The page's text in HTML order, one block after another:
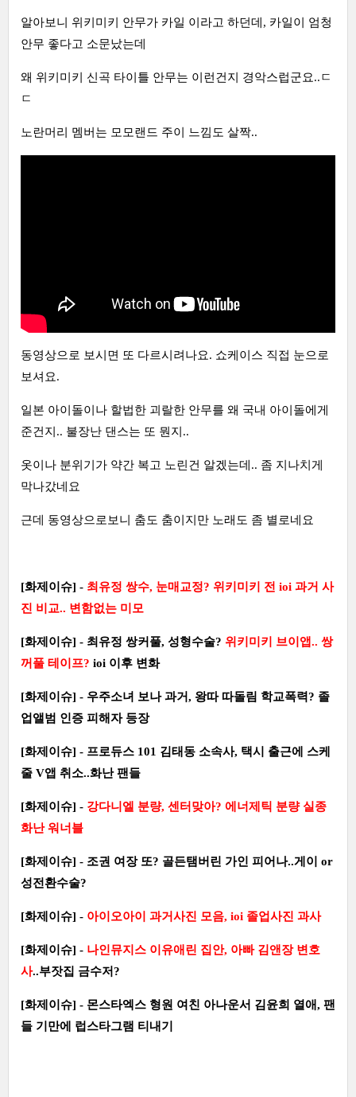
알아보니 위키미키 안무가 카일 이라고 하던데, 카일이 엄청
안무 좋다고 소문났는데
왜 위키미키 신곡 타이틀 안무는 이런건지 경악스럽군요..ㄷ
ㄷ
노란머리 멤버는 모모랜드 주이 느낌도 살짝..
동영상으로 보시면 또 다르시려나요. 쇼케이스 직접 눈으로
보셔요.
일본 아이돌이나 할법한 괴랄한 안무를 왜 국내 아이돌에게
준건지.. 불장난 댄스는 또 뭔지..
옷이나 분위기가 약간 복고 노린건 알겠는데.. 좀 지나치게
막나갔네요
근데 동영상으로보니 춤도 춤이지만 노래도 좀 별로네요
[화제이슈] - 최유정 쌍수, 눈매교정? 위키미키 전 ioi 과거 사
진 비교.. 변함없는 미모
[화제이슈] - 최유정 쌍커풀, 성형수술? 위키미키 브이앱.. 쌍
꺼풀 테이프? ioi 이후 변화
[화제이슈] - 우주소녀 보나 과거, 왕따 따돌림 학교폭력? 졸
업앨범 인증 피해자 등장
[화제이슈] - 프로듀스 101 김태동 소속사, 택시 출근에 스케
줄 V앱 취소..화난 팬들
[화제이슈] - 강다니엘 분량, 센터맞아? 에너제틱 분량 실종
화난 워너블
[화제이슈] - 조권 여장 또? 골든탬버린 가인 피어나..게이 or
성전환수술?
[화제이슈] - 아이오아이 과거사진 모음, ioi 졸업사진 과사
[화제이슈] - 나인뮤지스 이유애린 집안, 아빠 김앤장 변호
사..부잣집 금수저?
[화제이슈] - 몬스타엑스 형원 여친 아나운서 김윤희 열애, 팬
들 기만에 럽스타그램 티내기